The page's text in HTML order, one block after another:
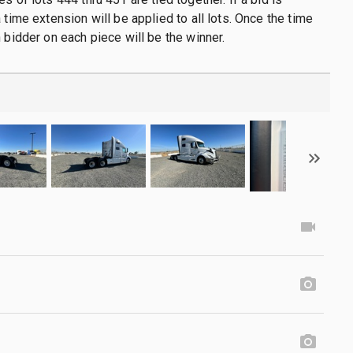
time extension will be applied to all lots. Once the time
on each piece will be the winner.